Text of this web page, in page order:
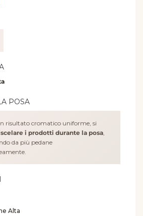
POSA
risultato cromatico uniforme, si
i prodotti durante la posa,
da più pedane
Alta